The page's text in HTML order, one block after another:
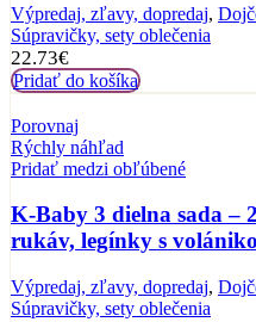
Výpredaj, zľavy, dopredaj,
Súpravičky, sety oblečenia
22.73€
Pridať do košíka
Porovnaj
Rýchly náhľad
Pridať medzi obľúbené
K-Baby 3 dielna sada –
rukáv, legínky s
Výpredaj, zľavy, dopredaj,
Súpravičky, sety oblečenia